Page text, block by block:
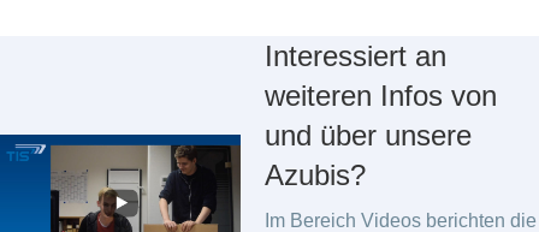
Interessiert an
weiteren Infos von
und über unsere
Azubis?
Im Bereich Videos berichten die